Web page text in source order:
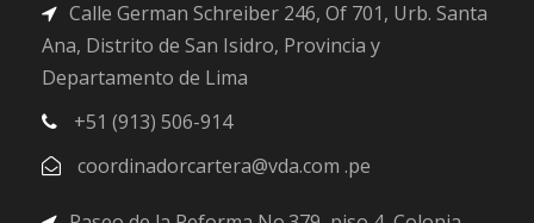
Calle German Schreiber 246, Of 701, Urb. Santa
Ana, Distrito de San Isidro, Provincia y
Departamento de Lima
+51 (913) 506-914
coordinadorcartera@vda.com .pe